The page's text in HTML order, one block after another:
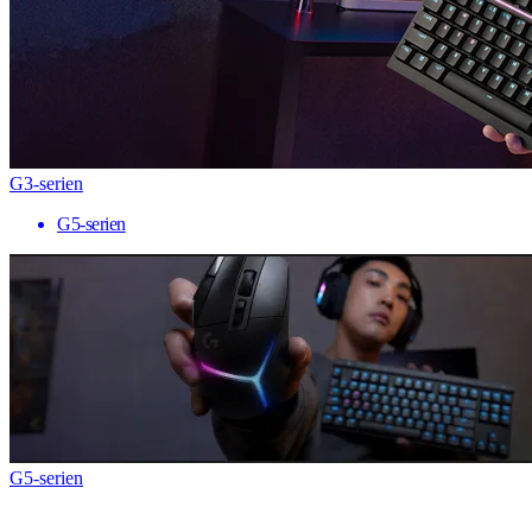
G3-serien
G5-serien
G5-serien